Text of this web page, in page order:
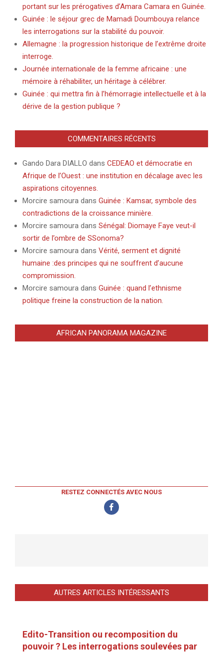
portant sur les prérogatives d’Amara Camara en Guinée.
Guinée : le séjour grec de Mamadi Doumbouya relance
les interrogations sur la stabilité du pouvoir.
Allemagne : la progression historique de l’extrême droite
interroge.
Journée internationale de la femme africaine : une
mémoire à réhabiliter, un héritage à célébrer.
Guinée : qui mettra fin à l’hémorragie intellectuelle et à la
dérive de la gestion publique ?
COMMENTAIRES RÉCENTS
Gando Dara DIALLO dans CEDEAO et démocratie en
Afrique de l’Ouest : une institution en décalage avec les
aspirations citoyennes.
Morcire samoura dans Guinée : Kamsar, symbole des
contradictions de la croissance minière.
Morcire samoura dans Sénégal: Diomaye Faye veut-il
sortir de l’ombre de SSonoma?
Morcire samoura dans Vérité, serment et dignité
humaine :des principes qui ne souffrent d’aucune
compromission.
Morcire samoura dans Guinée : quand l’ethnisme
politique freine la construction de la nation.
AFRICAN PANORAMA MAGAZINE
RESTEZ CONNECTÉS AVEC NOUS
AUTRES ARTICLES INTÉRESSANTS
Edito-Transition ou recomposition du
pouvoir ? Les interrogations soulevées par